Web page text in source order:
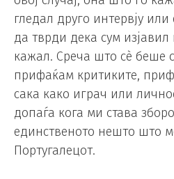
гледал друго интервју
да тврди дека сум
кажал. Среча што сè беше
прифаќам критиките,
сака како играч или
допаѓа кога ми става
единственото нешто што
Португалецот.